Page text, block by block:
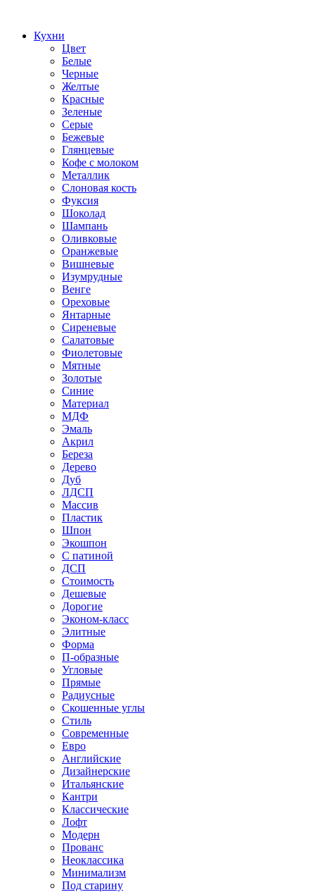
Кухни
Цвет
Белые
Черные
Желтые
Красные
Зеленые
Серые
Бежевые
Глянцевые
Кофе с молоком
Металлик
Слоновая кость
Фуксия
Шоколад
Шампань
Оливковые
Оранжевые
Вишневые
Изумрудные
Венге
Ореховые
Янтарные
Сиреневые
Салатовые
Фиолетовые
Мятные
Золотые
Синие
Материал
МДФ
Эмаль
Акрил
Береза
Дерево
Дуб
ЛДСП
Массив
Пластик
Шпон
Экошпон
С патиной
ДСП
Стоимость
Дешевые
Дорогие
Эконом-класс
Элитные
Форма
П-образные
Угловые
Прямые
Радиусные
Скошенные углы
Стиль
Современные
Евро
Английские
Дизайнерские
Итальянские
Кантри
Классические
Лофт
Модерн
Прованс
Неоклассика
Минимализм
Под старину